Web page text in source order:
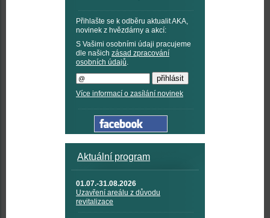
Přihlašte se k odběru aktualit AKA,
novinek z hvězdárny a akcí:
S Vašimi osobními údaji pracujeme
dle našich zásad zpracování
osobních údajů.
Více informací o zasílání novinek
Aktuální program
01.07.-31.08.2026
Uzavření areálu z důvodu
revitalizace